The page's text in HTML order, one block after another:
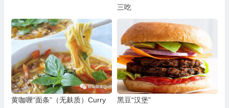
三吃
黄咖喱“面条”（无麸质）Curry
黑豆“汉堡”